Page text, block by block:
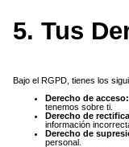
5. Tus
Bajo el RGPD, tienes los
Derecho de acceso:
tenemos sobre ti.
Derecho de
información
Derecho de
personal.